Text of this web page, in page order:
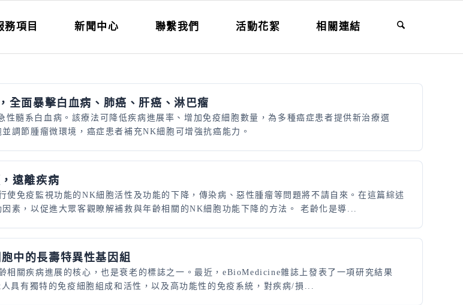
務項目 新聞中心 聯繫我們 活動花絮 相關連結
全面暴擊白血病、肺癌、肝癌、淋巴瘤
髓系白血病。該療法可降低疾病進展率、增加免疫細胞數量，為多種癌症患者提供新治療選
調節腫瘤微環境，癌症患者補充NK細胞可增強抗癌能力。
遠離疾病
使免疫監視功能的NK細胞活性及功能的下降，傳染病、惡性腫瘤等問題將不請自來。在這篇綜述
素，以促進大眾客觀瞭解補救與年齡相關的NK細胞功能下降的方法。 老齡化是導...
中的長壽特異性基因組
相關疾病進展的核心，也是衰老的標誌之一。最近，eBioMedicine雜誌上發表了一項研究結果
具有獨特的免疫細胞組成和活性，以及高功能性的免疫系統，對疾病/損...